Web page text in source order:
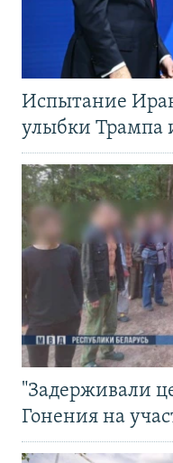
Испытание
улыбки Трампа
"Задерживали
Гонения на